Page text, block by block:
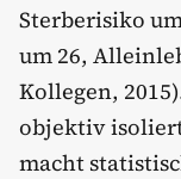
Sterberisiko
um 26,
Kollegen,
objektiv
macht